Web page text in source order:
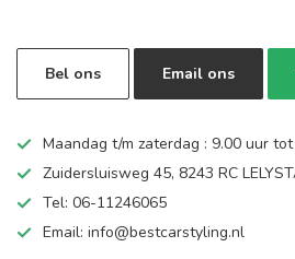
Bel ons Email ons
Maandag t/m zaterdag : 9.00 uur
Zuidersluisweg 45, 8243 RC
Tel: 06-11246065
Email: info@bestcarstyling.nl